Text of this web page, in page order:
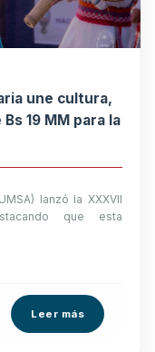
une cultura,
19 MM para la
lanzó la XXXVII
que esta
Leer más